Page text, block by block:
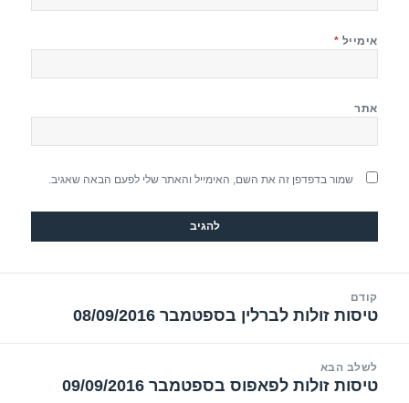
אימייל *
אתר
שמור בדפדפן זה את השם, האימייל והאתר שלי לפעם הבאה שאגיב.
קודם
הפוסט
טיסות זולות לברלין בספטמבר 08/09/2016
לשלב הבא
הפוסט
טיסות זולות לפאפוס בספטמבר 09/09/2016